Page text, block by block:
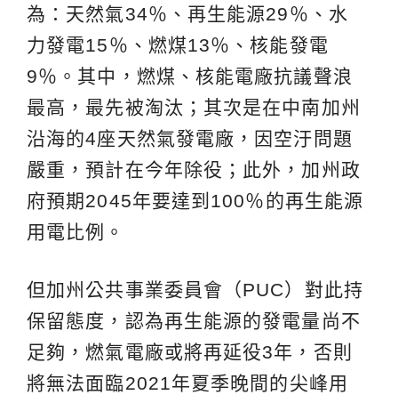
為：天然氣34％、再生能源29％、水
力發電15％、燃煤13％、核能發電
9％。其中，燃煤、核能電廠抗議聲浪
最高，最先被淘汰；其次是在中南加州
沿海的4座天然氣發電廠，因空汙問題
嚴重，預計在今年除役；此外，加州政
府預期2045年要達到100％的再生能源
用電比例。
但加州公共事業委員會（PUC）對此持
保留態度，認為再生能源的發電量尚不
足夠，燃氣電廠或將再延役3年，否則
將無法面臨2021年夏季晚間的尖峰用